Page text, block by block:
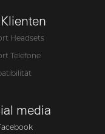
Headsets
Telefone
media